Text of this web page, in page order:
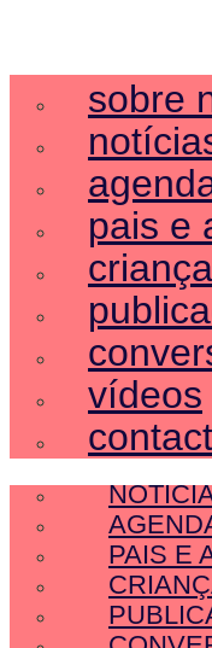
sobre
pais e
vídeos
SOBRE
PAIS E